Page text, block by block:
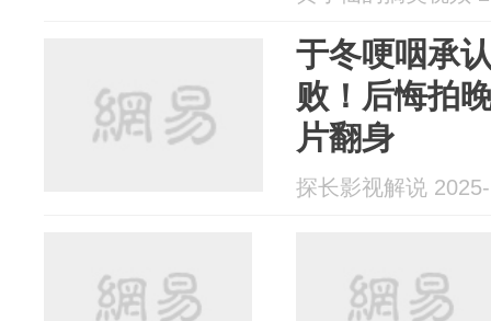
于冬哽咽承
败！后悔拍
片翻身
探长影视解说